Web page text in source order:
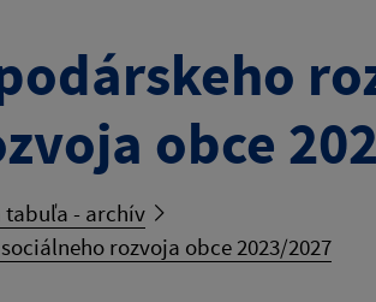
obce
tabuľa - archív
rozvoja obce 2023/2027